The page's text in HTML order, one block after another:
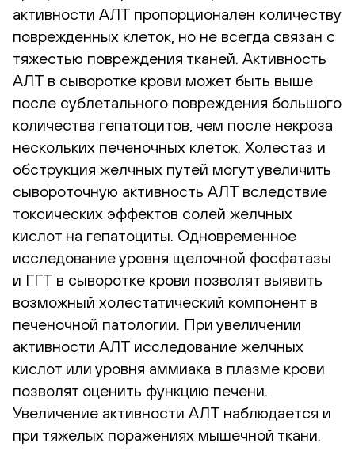
активности АЛТ пропорционален количеству
поврежденных клеток, но не всегда связан с
тяжестью повреждения тканей. Активность
АЛТ в сыворотке крови может быть выше
после сублетального повреждения большого
количества гепатоцитов, чем после некроза
нескольких печеночных клеток. Холестаз и
обструкция желчных путей могут увеличить
сывороточную активность АЛТ вследствие
токсических эффектов солей желчных
кислот на гепатоциты. Одновременное
исследование уровня щелочной фосфатазы
и ГГТ в сыворотке крови позволят выявить
возможный холестатический компонент в
печеночной патологии. При увеличении
активности АЛТ исследование желчных
кислот или уровня аммиака в плазме крови
позволят оценить функцию печени.
Увеличение активности АЛТ наблюдается и
при тяжелых поражениях мышечной ткани.